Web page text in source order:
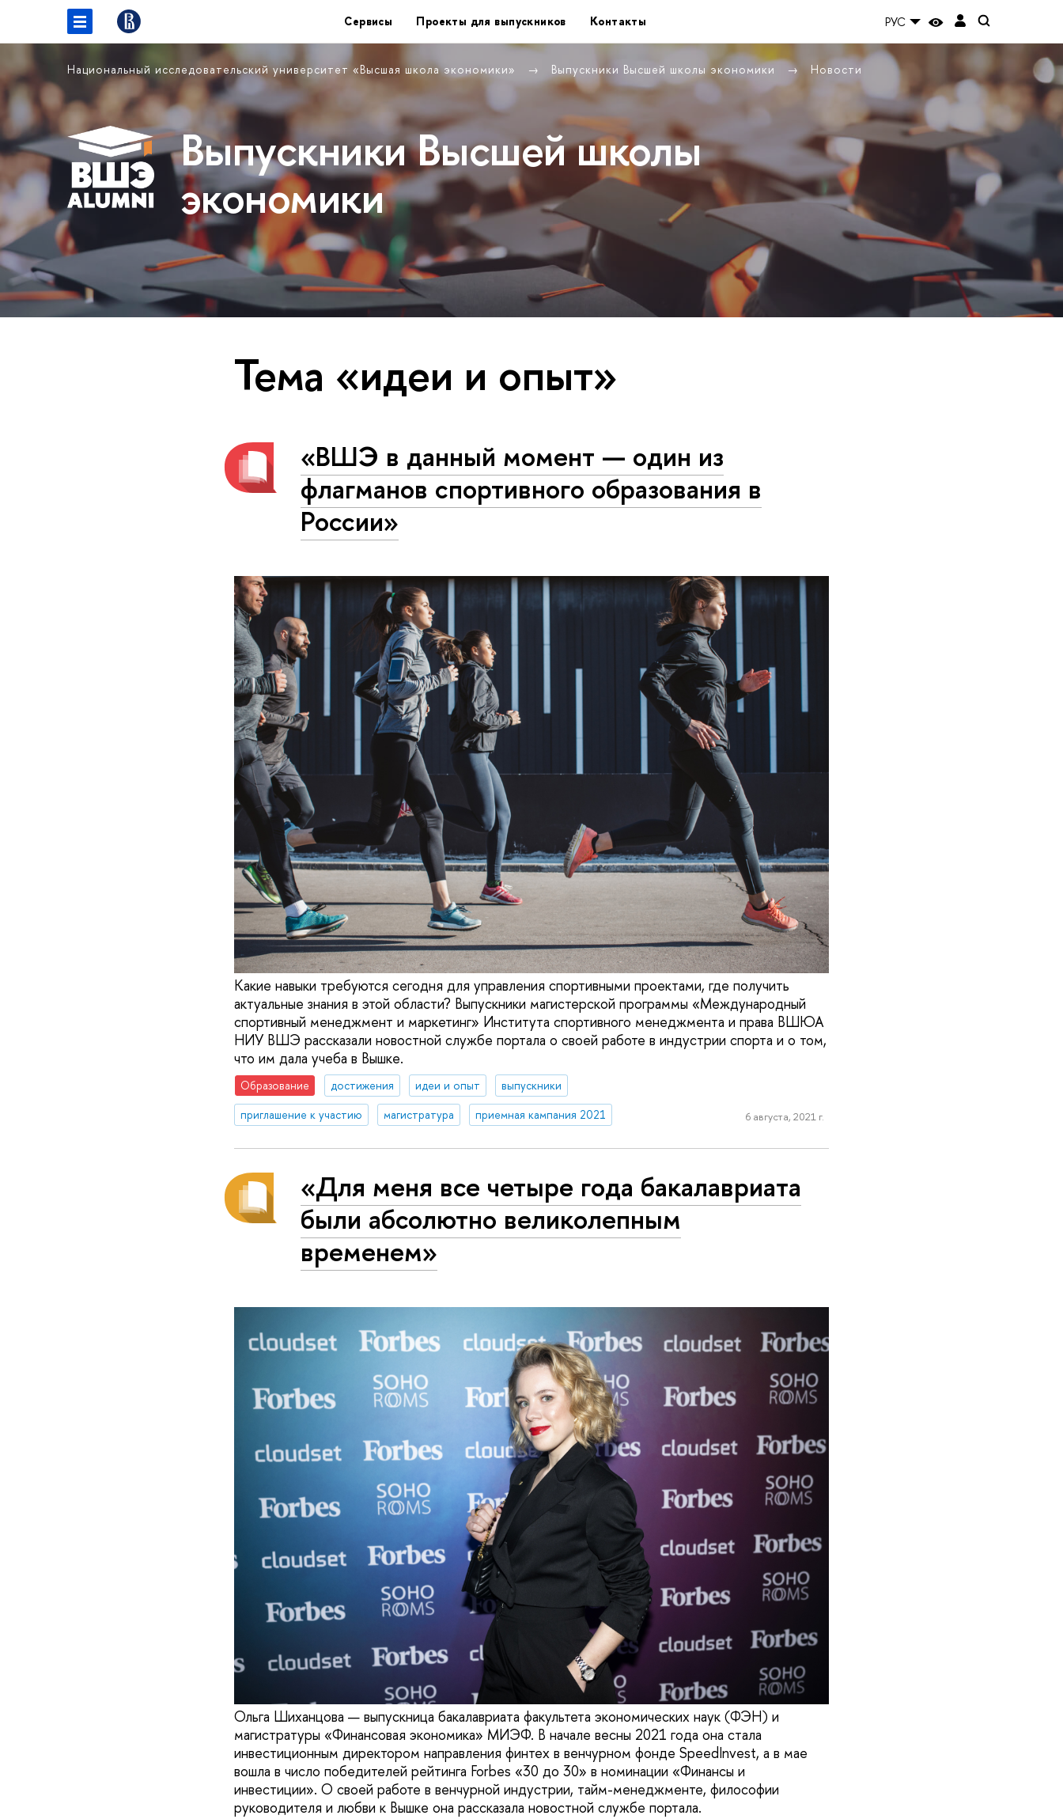
Сервисы Проекты для выпускников Контакты РУС
Национальный исследовательский университет «Высшая школа экономики» Выпускники Высшей школы экономики Новости
Выпускники Высшей школы
экономики
Тема «идеи и опыт»
«ВШЭ в данный момент — один из
флагманов спортивного образования в
России»
Какие навыки требуются сегодня для управления спортивными проектами, где получить
актуальные знания в этой области? Выпускники магистерской программы «Международный
спортивный менеджмент и маркетинг» Института спортивного менеджмента и права ВШЮА
НИУ ВШЭ рассказали новостной службе портала о своей работе в индустрии спорта и о том,
что им дала учеба в Вышке.
Образование достижения идеи и опыт
выпускники
приглашение к участию
магистратура приемная кампания 2021 6 августа, 2021 г.
«Для меня все четыре года бакалавриата
были абсолютно великолепным
временем»
Ольга Шиханцова — выпускница бакалавриата факультета экономических наук (ФЭН) и
магистратуры «Финансовая экономика» МИЭФ. В начале весны 2021 года она стала
инвестиционным директором направления финтех в венчурном фонде SpeedInvest, а в мае
вошла в число победителей рейтинга Forbes «30 до 30» в номинации «Финансы и
инвестиции». О своей работе в венчурной индустрии, тайм-менеджменте, философии
руководителя и любви к Вышке она рассказала новостной службе портала.